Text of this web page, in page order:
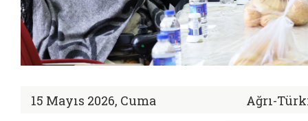
15 Mayıs 2026, Cuma Ağrı-